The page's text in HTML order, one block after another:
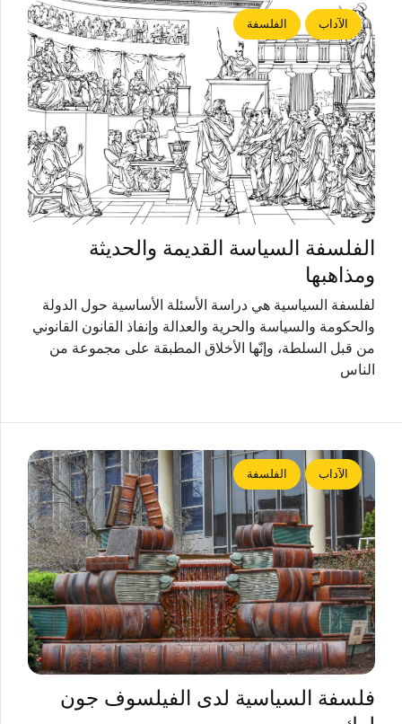
الآداب الفلسفة
الفلسفة السياسة القديمة والحديثة
ومذاهبها
لفلسفة السياسية هي دراسة الأسئلة الأساسية حول الدولة
والحكومة والسياسة والحرية والعدالة وإنفاذ القانون القانوني
من قبل السلطة، وإنّها الأخلاق المطبقة على مجموعة من
الناس
الآداب الفلسفة
فلسفة السياسية لدى الفيلسوف جون